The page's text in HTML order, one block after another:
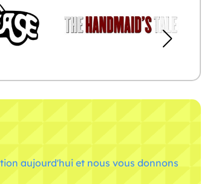
aujourd'hui et nous vous donnons